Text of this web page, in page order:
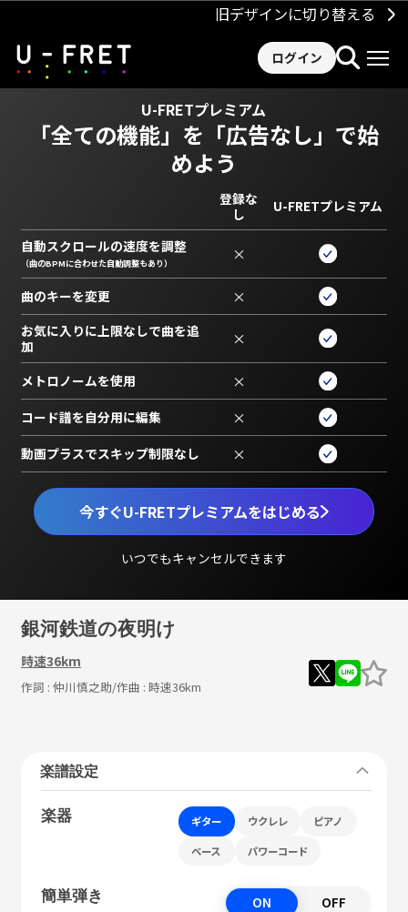
旧デザインに切り替える
ログイン
U-FRETプレミアム
「全ての機能」を 「広告なし」で始
めよう
今すぐU-FRETプレミアムをはじめる
いつでもキャンセルできます
登録な
し
U-FRETプレミアム
自動スクロールの速度を調整
（曲のBPMに合わせた自動調整もあり） ×
曲のキーを変更 ×
お気に入りに上限なしで曲を追
加
×
メトロノームを使用 ×
コード譜を自分用に編集 ×
動画プラスでスキップ制限なし ×
銀河鉄道の夜明け
時速36km
作詞 : 仲川慎之助/作曲 : 時速36km
楽譜設定
楽器 ギター ウクレレ ピアノ
ベース パワーコード
簡単弾き ON OFF